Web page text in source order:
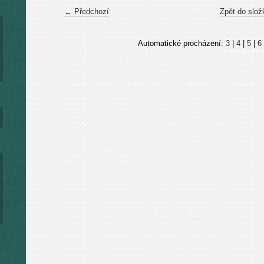
← Předchozí Zpět do
Automatické procházení: 3| 4| 5| 6